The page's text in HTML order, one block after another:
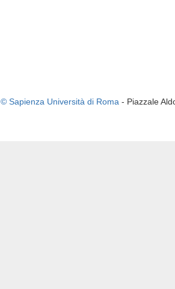
© Sapienza Università di Roma - Piazzale